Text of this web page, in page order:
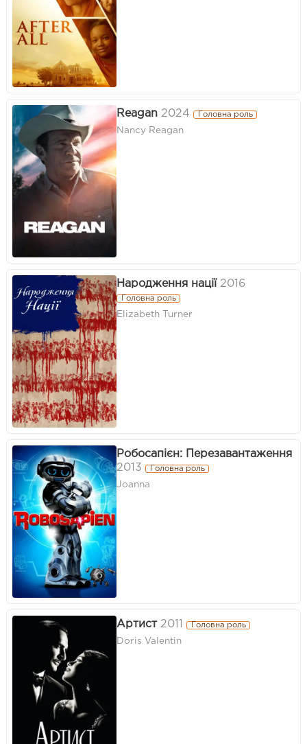
Reagan 2024 Головна роль
Nancy Reagan
Народження нації 2016
Головна роль
Elizabeth Turner
Робосапієн: Перезавантаження
2013
Головна роль
Joanna
Артист 2011 Головна роль
Doris Valentin